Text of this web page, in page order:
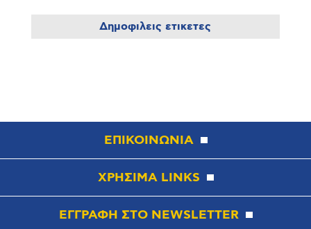
Δημοφιλεις ετικετες
ΕΠΙΚΟΙΝΩΝΙΑ
ΧΡΗΣΙΜΑ LINKS
ΕΓΓΡΑΦΗ ΣΤΟ NEWSLETTER